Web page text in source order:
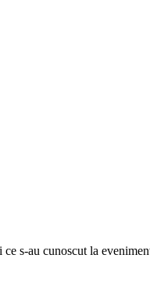
s-au cunoscut la